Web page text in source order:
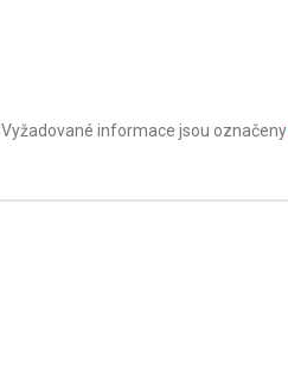
Vyžadované informace jsou označeny